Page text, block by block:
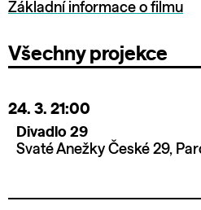
Základní informace o filmu
Všechny projekce
24. 3. 21:00
Divadlo 29
Svaté Anežky České 29,